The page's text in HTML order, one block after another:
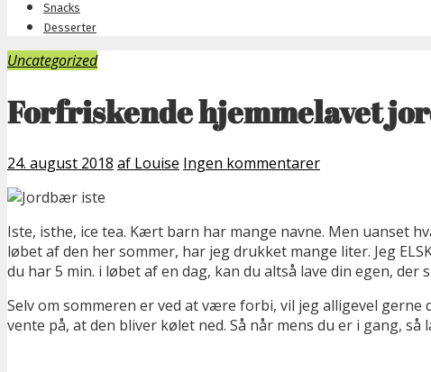
Snacks
Desserter
Uncategorized
Forfriskende hjemmelavet
24. august 2018 af Louise Ingen kommentarer
Iste, isthe, ice tea. Kært barn har mange navne. Men uanset
løbet af den her sommer, har jeg drukket mange liter. Jeg
du har 5 min. i løbet af en dag, kan du altså lave din egen, der
Selv om sommeren er ved at være forbi, vil jeg alligevel
vente på, at den bliver kølet ned. Så når mens du er i gang,